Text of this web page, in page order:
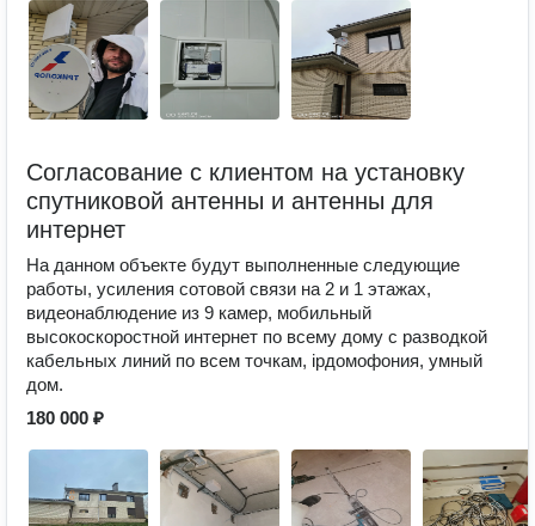
Согласование с клиентом на установку
спутниковой антенны и антенны для
интернет
На данном объекте будут выполненные следующие
работы, усиления сотовой связи на 2 и 1 этажах,
видеонаблюдение из 9 камер, мобильный
высокоскоростной интернет по всему дому с разводкой
кабельных линий по всем точкам, ipдомофония, умный
дом.
180 000 ₽